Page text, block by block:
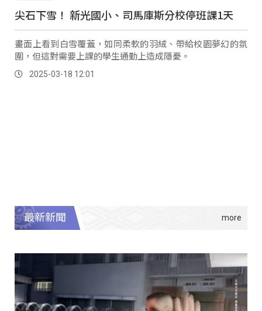
尖石下雪！ 新光國小、司馬庫斯分校停班課1天
畫面上看到白雪覆蓋，如同柔軟的羽絨、帶給校園夢幻的氛
圍，但這對需要上課的學生通勤上造成隱憂。
2025-03-18 12:01
最新新聞